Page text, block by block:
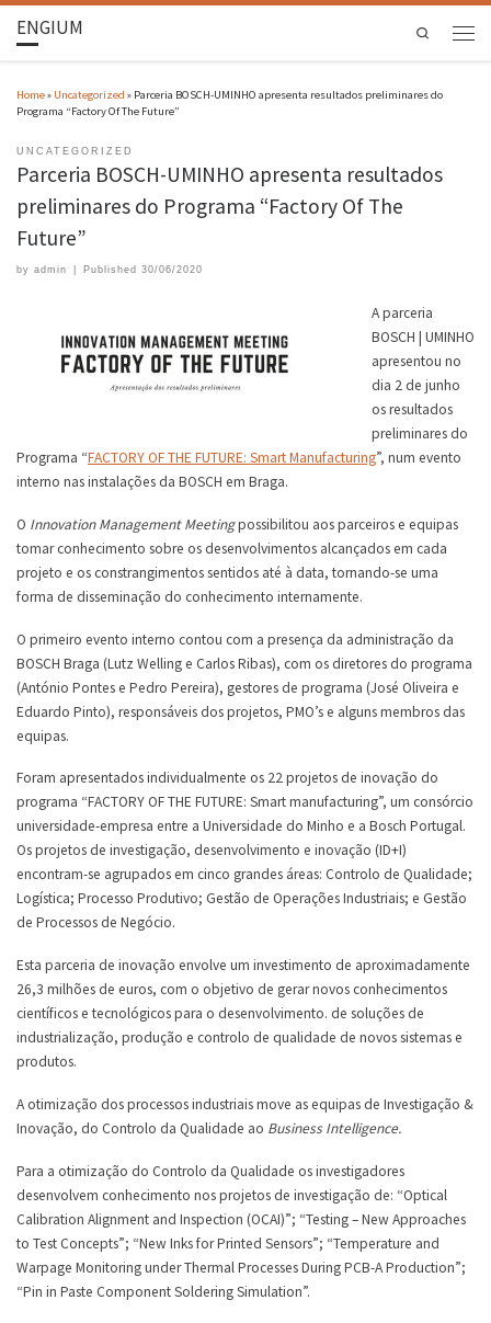
ENGIUM Search
Home» Uncategorized » Parceria BOSCH-UMINHO apresenta resultados preliminares do
Programa “Factory Of The Future”
UNCATEGORIZED
Parceria BOSCH-UMINHO apresenta resultados
preliminares do Programa “Factory Of The
Future”
by admin Published 30/06/2020
A parceria
BOSCH | UMINHO
apresentou no
dia 2 de junho
os resultados
preliminares do
Programa “FACTORY OF THE FUTURE: Smart Manufacturing”, num evento
interno nas instalações da BOSCH em Braga.
O Innovation Management Meetingpossibilitou aos parceiros e equipas
tomar conhecimento sobre os desenvolvimentos alcançados em cada
projeto e os constrangimentos sentidos até à data, tornando-se uma
forma de disseminação do conhecimento internamente.
O primeiro evento interno contou com a presença da administração da
BOSCH Braga (Lutz Welling e Carlos Ribas), com os diretores do programa
(António Pontes e Pedro Pereira), gestores de programa (José Oliveira e
Eduardo Pinto), responsáveis dos projetos, PMO’s e alguns membros das
equipas.
Foram apresentados individualmente os 22 projetos de inovação do
programa “FACTORY OF THE FUTURE: Smart manufacturing”, um consórcio
universidade-empresa entre a Universidade do Minho e a Bosch Portugal.
Os projetos de investigação, desenvolvimento e inovação (ID+I)
encontram-se agrupados em cinco grandes áreas: Controlo de Qualidade;
Logística; Processo Produtivo; Gestão de Operações Industriais; e Gestão
de Processos de Negócio.
Esta parceria de inovação envolve um investimento de aproximadamente
26,3 milhões de euros, com o objetivo de gerar novos conhecimentos
científicos e tecnológicos para o desenvolvimento. de soluções de
industrialização, produção e controlo de qualidade de novos sistemas e
produtos.
A otimização dos processos industriais move as equipas de Investigação &
Inovação, do Controlo da Qualidade ao Business Intelligence.
Para a otimização do Controlo da Qualidade os investigadores
desenvolvem conhecimento nos projetos de investigação de: “Optical
Calibration Alignment and Inspection (OCAI)”; “Testing – New Approaches
to Test Concepts”; “New Inks for Printed Sensors”; “Temperature and
Warpage Monitoring under Thermal Processes During PCB-A Production”;
“Pin in Paste Component Soldering Simulation”.